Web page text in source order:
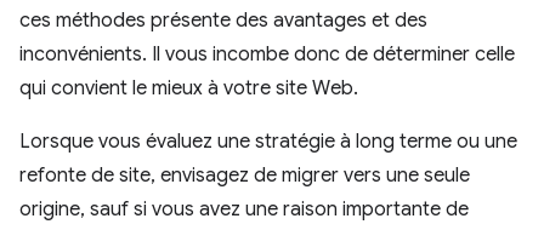
ces méthodes présente des avantages et des
inconvénients. Il vous incombe donc de déterminer celle
qui convient le mieux à votre site Web.
Lorsque vous évaluez une stratégie à long terme ou une
refonte de site, envisagez de migrer vers une seule
origine, sauf si vous avez une raison importante de